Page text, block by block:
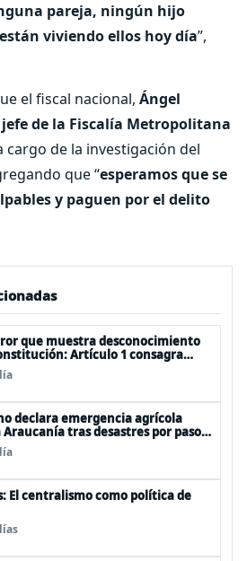
pareja, ningún hijo
viviendo ellos hoy día”,
el fiscal nacional, Ángel
jefe de la Fiscalía Metropolitana
cargo de la investigación del
que “esperamos que se
y paguen por el delito
que muestra desconocimiento
Artículo 1 consagra
la seguridad nacional y
a los ciudadanos
declara emergencia agrícola
Araucanía tras desastres por pasos
frontales
El centralismo como política de